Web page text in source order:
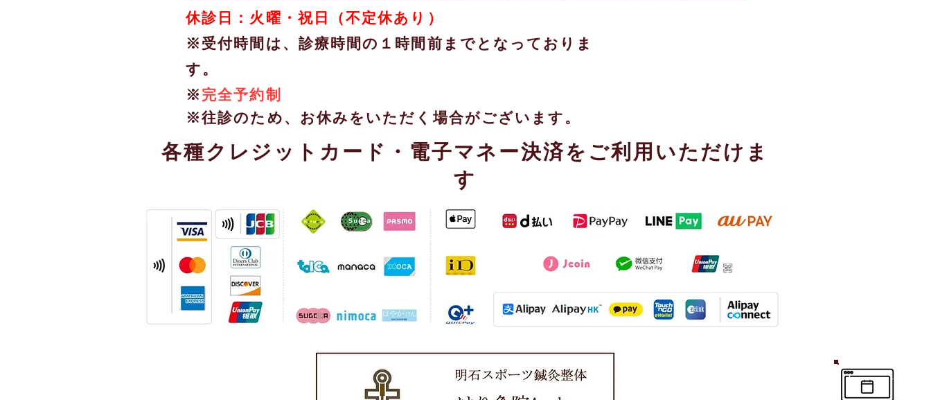
休診日：火曜・祝日（不定休あり）
※受付時間は、診療時間の１時間前までとなっておりま
す。
※ 完全予約制
※往診のため、お休みをいただく場合がございます。
各種クレジットカード・電子マネー決済をご利用いただけま
す